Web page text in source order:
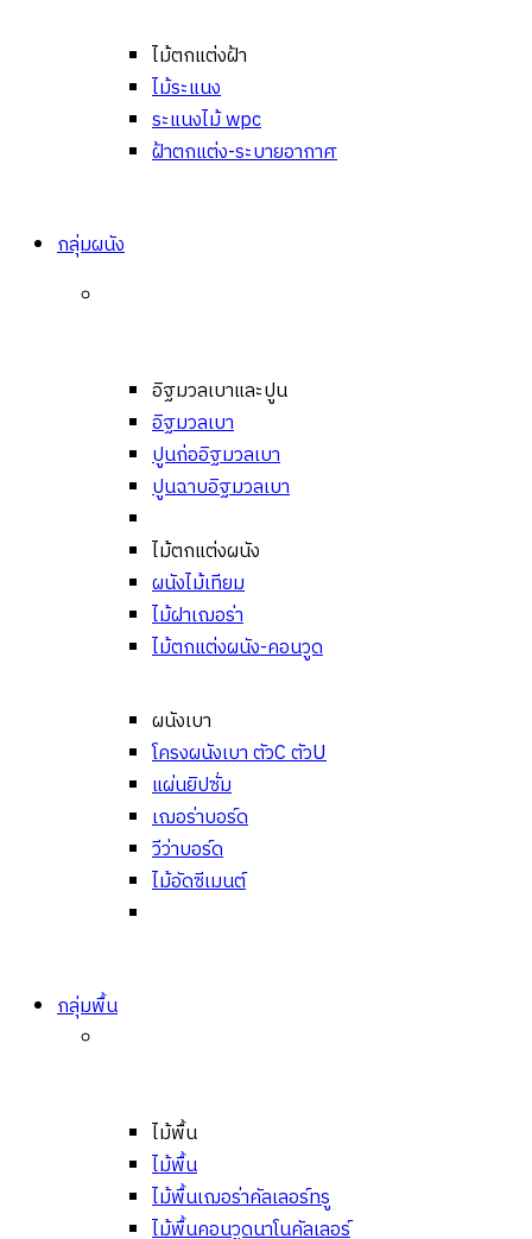
ไม้ตกแต่งฝ้า
ไม้ระแนง
ระแนงไม้ wpc
ฝ้าตกแต่ง-ระบายอากาศ
กลุ่มผนัง
อิฐมวลเบาและปูน
อิฐมวลเบา
ปูนก่ออิฐมวลเบา
ปูนฉาบอิฐมวลเบา
ไม้ตกแต่งผนัง
ผนังไม้เทียม
ไม้ฝาเฌอร่า
ไม้ตกแต่งผนัง-คอนวูด
ผนังเบา
โครงผนังเบา ตัวC ตัวU
แผ่นยิปซั่ม
เฌอร่าบอร์ด
วีว่าบอร์ด
ไม้อัดซีเมนต์
กลุ่มพื้น
ไม้พื้น
ไม้พื้น
ไม้พื้นเฌอร่าคัลเลอร์ทรู
ไม้พื้นคอนวูดนาโนคัลเลอร์